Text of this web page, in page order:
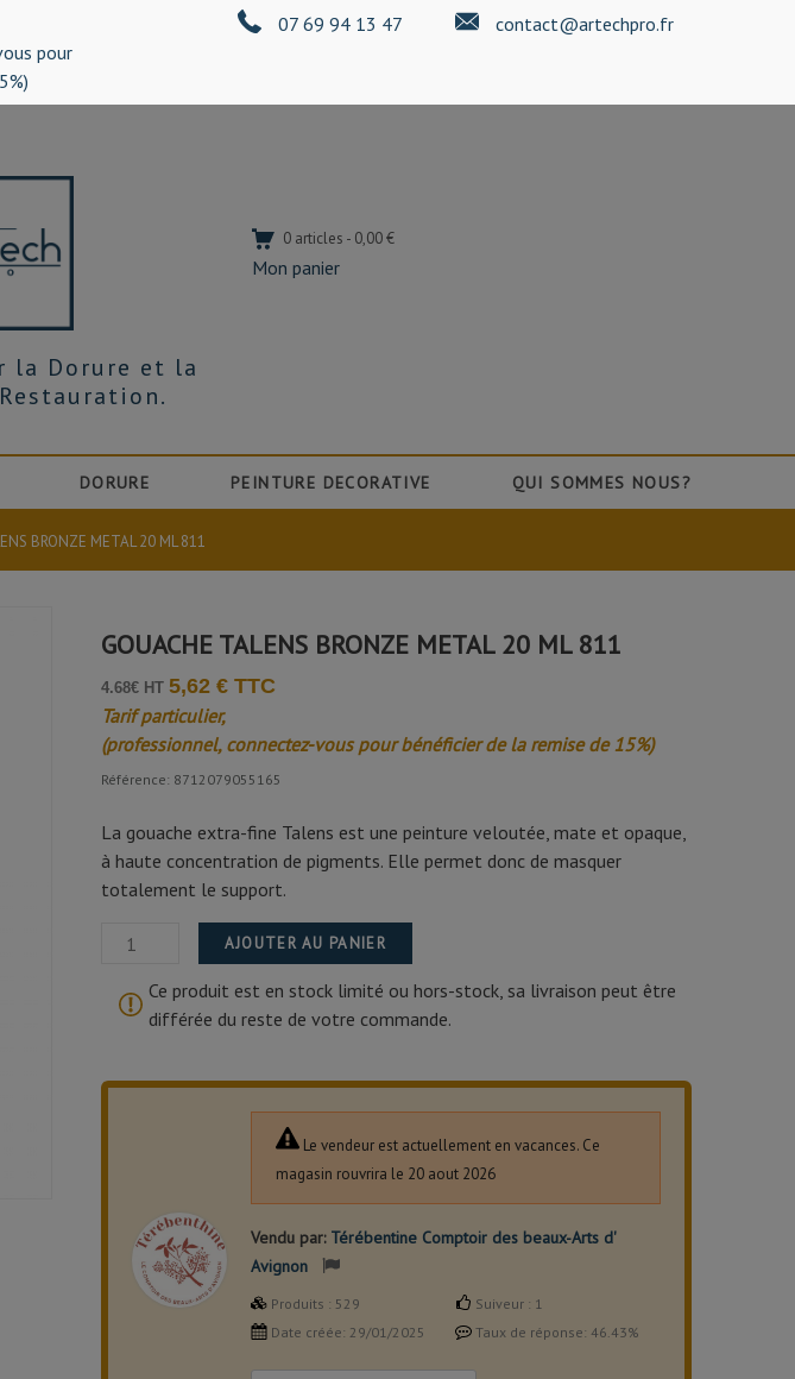
pour
07 69 94 13 47 contact@artechpro.fr
0 articles - 0,00 €
Mon panier
la Dorure et la
DORURE PEINTURE DECORATIVE QUI SOMMES NOUS?
BRONZE METAL 20 ML 811
GOUACHE TALENS BRONZE METAL 20 ML 811
4.68€ HT 5,62 € TTC
Tarif particulier,
(professionnel, connectez-vous pour bénéficier de la remise de 15%)
Référence: 8712079055165
La gouache extra-fine Talens est une peinture veloutée, mate et opaque,
à haute concentration de pigments. Elle permet donc de masquer
totalement le support.
AJOUTER AU PANIER
Ce produit est en stock limité ou hors-stock, sa livraison peut être
différée du reste de votre commande.
Le vendeur est actuellement en vacances. Ce
magasin rouvrira le 20 aout 2026
Vendu par: Térébentine Comptoir des beaux-Arts d'
Avignon
Produits : 529 Suiveur : 1
Date créée: 29/01/2025 Taux de réponse: 46.43%